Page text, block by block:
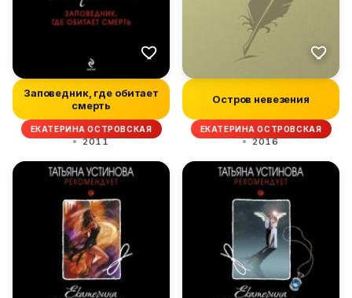
Заповедник, где обитает
смерть
ЕКАТЕРИНА ОСТРОВСКАЯ
2011
Остров невезения
ЕКАТЕРИНА ОСТРОВСКАЯ
2016